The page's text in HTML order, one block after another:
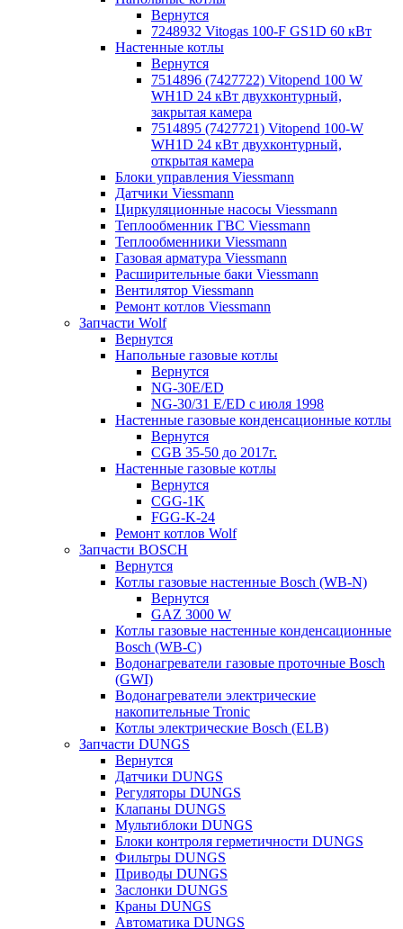
Вернутся
7248932 Vitogas 100-F GS1D 60 кВт
Настенные котлы
Вернутся
7514896 (7427722) Vitopend 100 W
WH1D 24 кВт двухконтурный,
закрытая камера
7514895 (7427721) Vitopend 100-W
WH1D 24 кВт двухконтурный,
открытая камера
Блоки управления Viessmann
Датчики Viessmann
Циркуляционные насосы Viessmann
Теплообменник ГВС Viessmann
Теплообменники Viessmann
Газовая арматура Viessmann
Расширительные баки Viessmann
Вентилятор Viessmann
Ремонт котлов Viessmann
Запчасти Wolf
Вернутся
Напольные газовые котлы
Вернутся
NG-30E/ED
NG-30/31 E/ED с июля 1998
Настенные газовые конденсационные котлы
Вернутся
CGB 35-50 до 2017г.
Настенные газовые котлы
Вернутся
CGG-1K
FGG-K-24
Ремонт котлов Wolf
Запчасти BOSCH
Вернутся
Котлы газовые настенные Bosch (WB-N)
Вернутся
GAZ 3000 W
Котлы газовые настенные конденсационные
Bosch (WB-C)
Водонагреватели газовые проточные Bosch
(GWI)
Водонагреватели электрические
накопительные Tronic
Котлы электрические Bosch (ELB)
Запчасти DUNGS
Вернутся
Датчики DUNGS
Регуляторы DUNGS
Клапаны DUNGS
Мультиблоки DUNGS
Блоки контроля герметичности DUNGS
Фильтры DUNGS
Приводы DUNGS
Заслонки DUNGS
Краны DUNGS
Автоматика DUNGS